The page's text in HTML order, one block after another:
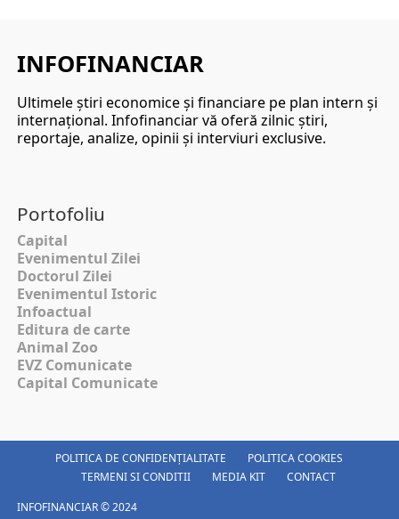
INFOFINANCIAR
Ultimele ştiri economice şi financiare pe plan intern şi
internaţional. Infofinanciar vă oferă zilnic ştiri,
reportaje, analize, opinii şi interviuri exclusive.
Portofoliu
Capital
Evenimentul Zilei
Doctorul Zilei
Evenimentul Istoric
Infoactual
Editura de carte
Animal Zoo
EVZ Comunicate
Capital Comunicate
POLITICA DE CONFIDENȚIALITATE
POLITICA COOKIES
TERMENI SI CONDITII
MEDIA KIT
CONTACT
INFOFINANCIAR © 2024